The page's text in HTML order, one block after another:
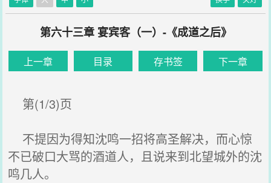
第六十三章 宴宾客（一）-《成道之后》
上一章 目录 存书签 下一章
第(1/3)页
不提因为得知沈鸣一招将高圣解决，而心惊
不已破口大骂的酒道人，且说来到北望城外的沈
鸣几人。